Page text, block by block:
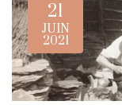
21
JUIN
2021